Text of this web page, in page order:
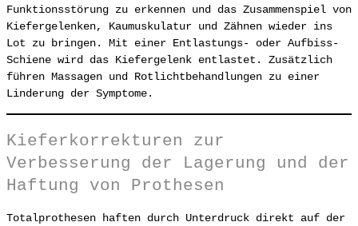
Funktionsstörung zu erkennen und das Zusammenspiel von
Kiefergelenken, Kaumuskulatur und Zähnen wieder ins
Lot zu bringen. Mit einer Entlastungs- oder Aufbiss-
Schiene wird das Kiefergelenk entlastet. Zusätzlich
führen Massagen und Rotlichtbehandlungen zu einer
Linderung der Symptome.
Kieferkorrekturen zur
Verbesserung der Lagerung und der
Haftung von Prothesen
Totalprothesen haften durch Unterdruck direkt auf der